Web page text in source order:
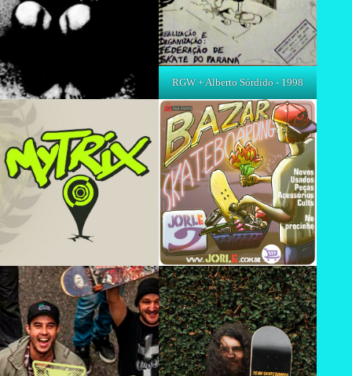
RGW + Alberto Sórdido - 1998